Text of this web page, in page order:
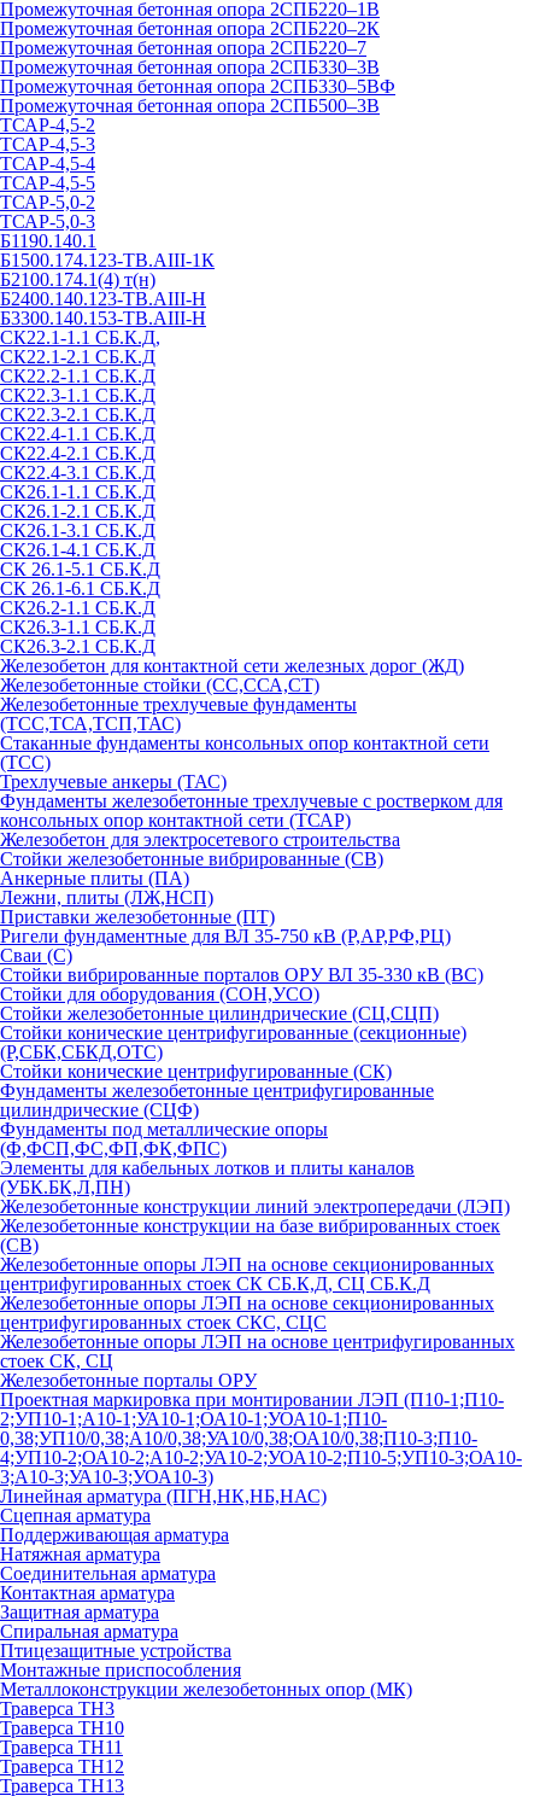
Промежуточная бетонная опора 2СПБ220–1В
Промежуточная бетонная опора 2СПБ220–2К
Промежуточная бетонная опора 2СПБ220–7
Промежуточная бетонная опора 2СПБ330–3В
Промежуточная бетонная опора 2СПБ330–5ВФ
Промежуточная бетонная опора 2СПБ500–3В
ТСАР-4,5-2
ТСАР-4,5-3
ТСАР-4,5-4
ТСАР-4,5-5
ТСАР-5,0-2
ТСАР-5,0-3
Б1190.140.1
Б1500.174.123-ТВ.АIII-1К
Б2100.174.1(4) т(н)
Б2400.140.123-ТВ.АIII-Н
Б3300.140.153-ТВ.АIII-Н
СК22.1-1.1 СБ.К.Д,
СК22.1-2.1 СБ.К.Д
СК22.2-1.1 СБ.К.Д
СК22.3-1.1 СБ.К.Д
СК22.3-2.1 СБ.К.Д
СК22.4-1.1 СБ.К.Д
СК22.4-2.1 СБ.К.Д
СК22.4-3.1 СБ.К.Д
СК26.1-1.1 СБ.К.Д
СК26.1-2.1 СБ.К.Д
СК26.1-3.1 СБ.К.Д
СК26.1-4.1 СБ.К.Д
СК 26.1-5.1 СБ.К.Д
СК 26.1-6.1 СБ.К.Д
СК26.2-1.1 СБ.К.Д
СК26.3-1.1 СБ.К.Д
СК26.3-2.1 СБ.К.Д
Железобетон для контактной сети железных дорог (ЖД)
Железобетонные стойки (СС,ССА,СТ)
Железобетонные трехлучевые фундаменты
(ТСС,ТСА,ТСП,ТАС)
Стаканные фундаменты консольных опор контактной сети
(ТСС)
Трехлучевые анкеры (ТАС)
Фундаменты железобетонные трехлучевые с ростверком для
консольных опор контактной сети (ТСАР)
Железобетон для электросетевого строительства
Стойки железобетонные вибрированные (СВ)
Анкерные плиты (ПА)
Лежни, плиты (ЛЖ,НСП)
Приставки железобетонные (ПТ)
Ригели фундаментные для ВЛ 35-750 кВ (Р,АР,РФ,РЦ)
Сваи (С)
Стойки вибрированные порталов ОРУ ВЛ 35-330 кВ (ВС)
Стойки для оборудования (СОН,УСО)
Стойки железобетонные цилиндрические (СЦ,СЦП)
Стойки конические центрифугированные (секционные)
(Р,СБК,СБКД,ОТС)
Стойки конические центрифугированные (СК)
Фундаменты железобетонные центрифугированные
цилиндрические (СЦФ)
Фундаменты под металлические опоры
(Ф,ФСП,ФС,ФП,ФК,ФПС)
Элементы для кабельных лотков и плиты каналов
(УБК.БК,Л,ПН)
Железобетонные конструкции линий электропередачи (ЛЭП)
Железобетонные конструкции на базе вибрированных стоек
(СВ)
Железобетонные опоры ЛЭП на основе секционированных
центрифугированных стоек СК СБ.К,Д, СЦ СБ.К.Д
Железобетонные опоры ЛЭП на основе секционированных
центрифугированных стоек СКС, СЦС
Железобетонные опоры ЛЭП на основе центрифугированных
стоек СК, СЦ
Железобетонные порталы ОРУ
Проектная маркировка при монтировании ЛЭП (П10-1;П10-
2;УП10-1;А10-1;УА10-1;ОА10-1;УОА10-1;П10-
0,38;УП10/0,38;А10/0,38;УА10/0,38;ОА10/0,38;П10-3;П10-
4;УП10-2;ОА10-2;А10-2;УА10-2;УОА10-2;П10-5;УП10-3;ОА10-
3;А10-3;УА10-3;УОА10-3)
Линейная арматура (ПГН,НК,НБ,НАС)
Сцепная арматура
Поддерживающая арматура
Натяжная арматура
Соединительная арматура
Контактная арматура
Защитная арматура
Спиральная арматура
Птицезащитные устройства
Монтажные приспособления
Металлоконструкции железобетонных опор (МК)
Траверса ТН3
Траверса ТН10
Траверса ТН11
Траверса ТН12
Траверса ТН13